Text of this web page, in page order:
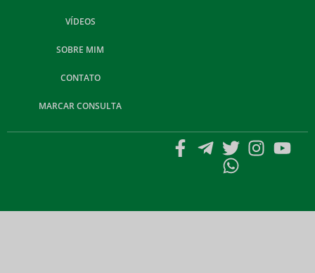
VÍDEOS
SOBRE MIM
CONTATO
MARCAR CONSULTA